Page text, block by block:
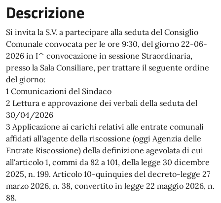
Descrizione
Si invita la S.V. a partecipare alla seduta del Consiglio
Comunale convocata per le ore 9:30, del giorno 22-06-
2026 in I^ convocazione in sessione Straordinaria,
presso la Sala Consiliare, per trattare il seguente ordine
del giorno:
1 Comunicazioni del Sindaco
2 Lettura e approvazione dei verbali della seduta del
30/04/2026
3 Applicazione ai carichi relativi alle entrate comunali
affidati all'agente della riscossione (oggi Agenzia delle
Entrate Riscossione) della definizione agevolata di cui
all'articolo 1, commi da 82 a 101, della legge 30 dicembre
2025, n. 199. Articolo 10-quinquies del decreto-legge 27
marzo 2026, n. 38, convertito in legge 22 maggio 2026, n.
88.